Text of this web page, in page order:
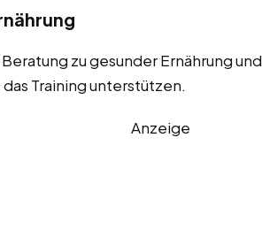
Beratung zu gesunder Ernährung
Training unterstützen.
Anzeige